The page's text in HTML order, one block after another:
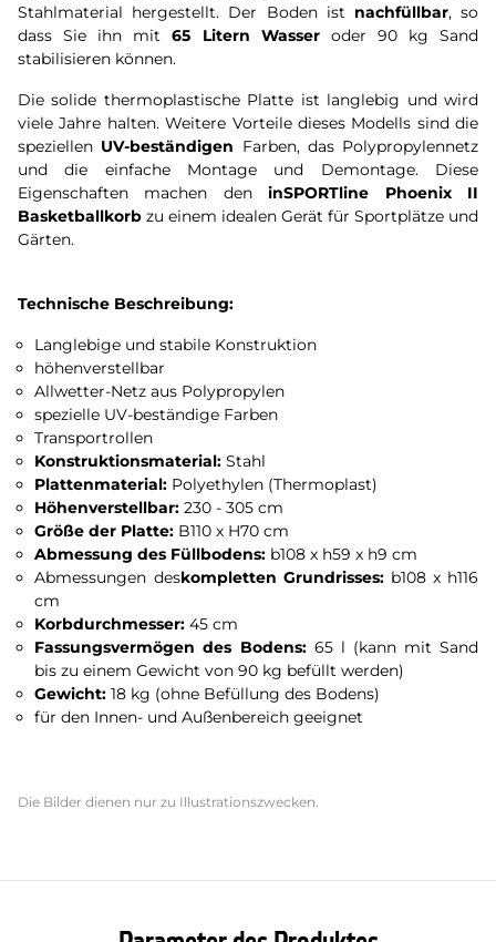
Stahlmaterial hergestellt. Der Boden ist nachfüllbar, so
dass Sie ihn mit65 Litern Wasseroder 90 kg Sand
stabilisieren können.
Die solide thermoplastische Platte ist langlebig und wird
viele Jahre halten. Weitere Vorteile dieses Modells sind die
speziellen UV-beständigen Farben, das Polypropylennetz
und die einfache Montage und Demontage. Diese
Eigenschaften machen deninSPORTline Phoenix II
Basketballkorb zu einem idealen Gerät für Sportplätze und
Gärten.
Technische Beschreibung:
Langlebige und stabile Konstruktion
höhenverstellbar
Allwetter-Netz aus Polypropylen
spezielle UV-beständige Farben
Transportrollen
Konstruktionsmaterial: Stahl
Plattenmaterial: Polyethylen (Thermoplast)
Höhenverstellbar: 230 - 305 cm
Größe der Platte: B110 x H70 cm
Abmessung des Füllbodens: b108 x h59 x h9 cm
Abmessungen deskompletten Grundrisses: b108 x h116
cm
Korbdurchmesser: 45 cm
Fassungsvermögen des Bodens: 65 l (kann mit Sand
bis zu einem Gewicht von 90 kg befüllt werden)
Gewicht: 18 kg (ohne Befüllung des Bodens)
für den Innen- und Außenbereich geeignet
Die Bilder dienen nur zu Illustrationszwecken.